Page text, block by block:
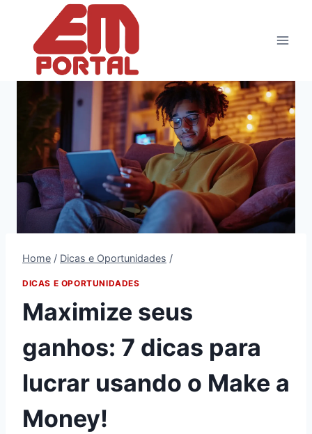
Conteúdo
Home / Dicas e Oportunidades /
DICAS E OPORTUNIDADES
Maximize seus
ganhos: 7 dicas para
lucrar usando o Make a
Money!